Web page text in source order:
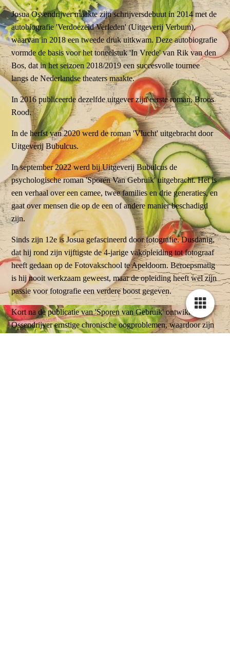
Josua Ossendrijver maakte zijn schrijversdebuut in 2014 met de
autobiografie 'Verdoezeld Verleden' (Uitgeverij Verbum),
waarvan in 2018 een tweede druk uitkwam. Deze autobiografie
vormde de basis voor het toneelstuk 'In Vrede' van Rik van den
Bos, dat in het seizoen 2018/2019 een succesvolle tournee
langs de Nederlandse theaters maakte.
In 2016 publiceerde dezelfde uitgever zijn eerste roman, Broos
Rood.
In de herfst van 2020 werd de roman 'Vlucht' uitgebracht door
Uitgeverij Bubulcus.
In september 2022 werd bij Uitgeverij Bubulcus de
psychologische roman 'Sporen Van Gebruik' uitgebracht. Het is
een verhaal over een camee, twee families en drie generaties, en
gaat over mensen die op de een of andere manier beschadigd
zijn.
Sinds zijn 12e is Josua gefascineerd door fotografie. Dusdanig,
dat hij rond zijn vijftigste de 4-jarige vakopleiding tot fotograaf
heeft gedaan op de Fotovakschool te Apeldoorn. Beroepsmatig
is hij nooit werkzaam geweest, maar de opleiding heeft wel zijn
passie voor fotografie een verdere boost gegeven.
Kort na de publicatie van 'Sporen van Gebruik' ontwikkelde
Ossendrijver ernstige chronische oogproblemen, waardoor zijn